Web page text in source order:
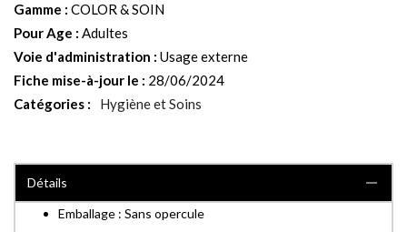
Gamme : COLOR & SOIN
Pour Age : Adultes
Voie d'administration : Usage externe
Fiche mise-à-jour le : 28/06/2024
Catégories :
Hygiène et Soins
Détails
Emballage : Sans opercule